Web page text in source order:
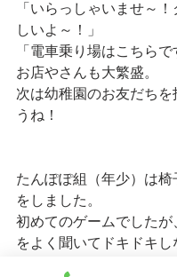
「いらっしゃいませ～
しいよ～！」
「電車乗り場はこちらで
お店やさんも大繁盛。
次は幼稚園のお友だちを
うね！
たんぽぽ組（年少）は
をしました。
初めてのゲームでした
をよく聞いてドキドキし